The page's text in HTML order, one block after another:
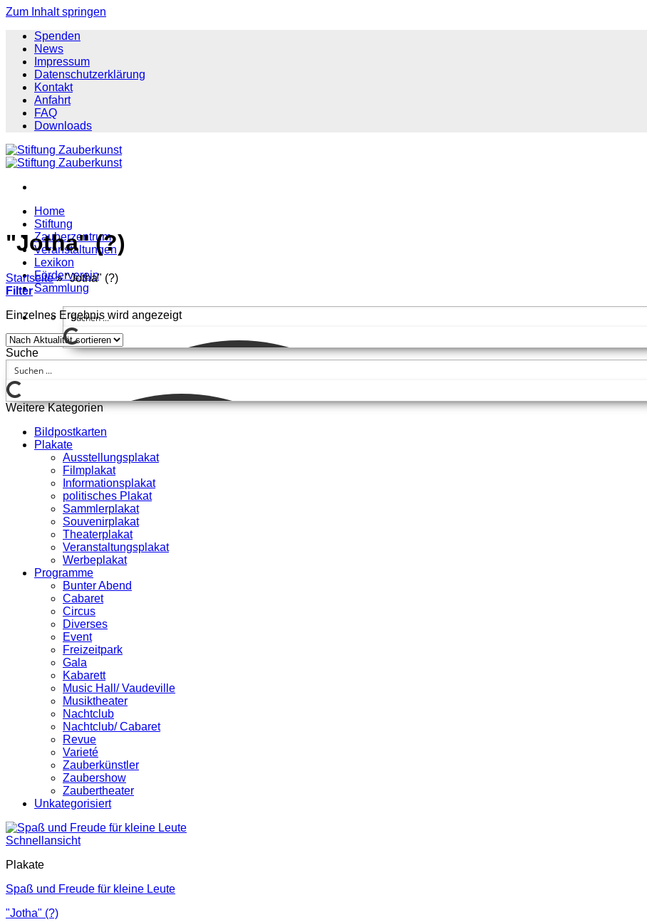
Zum Inhalt springen
Spenden
News
Impressum
Datenschutzerklärung
Kontakt
Anfahrt
FAQ
Downloads
Home
Stiftung
Zauberzentrum
Veranstaltungen
Lexikon
Förderverein
Sammlung
"Jotha" (?)
Startseite » "Jotha" (?)
Filter
Einzelnes Ergebnis wird angezeigt
Suche
Weitere Kategorien
Bildpostkarten
Plakate
Ausstellungsplakat
Filmplakat
Informationsplakat
politisches Plakat
Sammlerplakat
Souvenirplakat
Theaterplakat
Veranstaltungsplakat
Werbeplakat
Programme
Bunter Abend
Cabaret
Circus
Diverses
Event
Freizeitpark
Gala
Kabarett
Music Hall/ Vaudeville
Musiktheater
Nachtclub
Nachtclub/ Cabaret
Revue
Varieté
Zauberkünstler
Zaubershow
Zaubertheater
Unkategorisiert
Schnellansicht
Plakate
Spaß und Freude für kleine Leute
"Jotha" (?)